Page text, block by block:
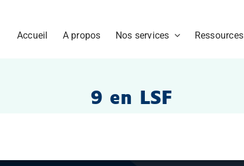
Accueil A propos Nos services Ressources
9 en LSF